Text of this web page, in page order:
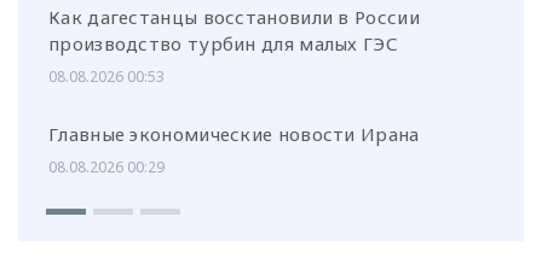
Как дагестанцы восстановили в России
производство турбин для малых ГЭС
08.08.2026 00:53
Главные экономические новости Ирана
08.08.2026 00:29